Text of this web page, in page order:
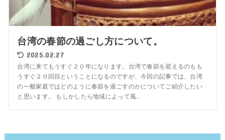
台湾の春節の過ごし方について。
2025.02.27
台湾に来てもうすぐ２０年になります。台湾で春節を迎えるのもも
うすぐ２０回目ということになるのですが、今回の記事では、台湾
の一般家庭ではどのように春節を過ごすのかについてご紹介したい
と思います。 もしかしたら地域によって風...